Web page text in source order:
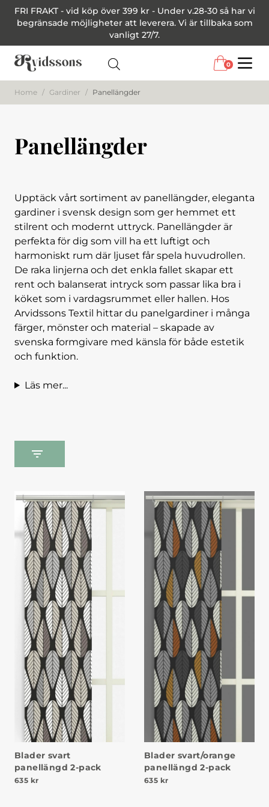
FRI FRAKT - vid köp över 399 kr - Under v.28-30 så har vi
begränsade möjligheter att leverera. Vi är tillbaka som
vanligt 27/7.
0
Home / Gardiner / Panellängder
Panellängder
Upptäck vårt sortiment av panellängder, eleganta
gardiner i svensk design som ger hemmet ett
stilrent och modernt uttryck. Panellängder är
perfekta för dig som vill ha ett luftigt och
harmoniskt rum där ljuset får spela huvudrollen.
De raka linjerna och det enkla fallet skapar ett
rent och balanserat intryck som passar lika bra i
köket som i vardagsrummet eller hallen. Hos
Arvidssons Textil hittar du panelgardiner i många
färger, mönster och material – skapade av
svenska formgivare med känsla för både estetik
och funktion.
Läs mer...
Blader svart
panellängd 2-pack
635 kr
Blader svart/orange
panellängd 2-pack
635 kr